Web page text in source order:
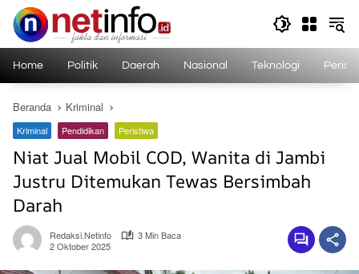
Langsung
konten
Home Politik Daerah Nasional Teknologi
Beranda Kriminal
Kriminal Pendidikan Peristiwa
Niat Jual Mobil COD, Wanita di Jambi
Justru Ditemukan Tewas Bersimbah
Darah
Redaksi.netinfo
3 Min Baca
2 Oktober 2025